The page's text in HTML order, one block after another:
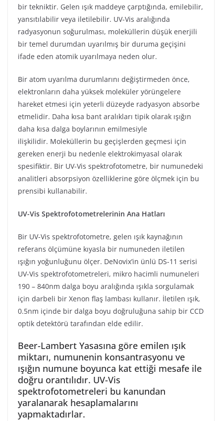
bir tekniktir. Gelen ışık maddeye çarptığında, emilebilir,
yansıtılabilir veya iletilebilir. UV-Vis aralığında
radyasyonun soğurulması, moleküllerin düşük enerjili
bir temel durumdan uyarılmış bir duruma geçişini
ifade eden atomik uyarılmaya neden olur.
Bir atom uyarılma durumlarını değiştirmeden önce,
elektronların daha yüksek moleküler yörüngelere
hareket etmesi için yeterli düzeyde radyasyon absorbe
etmelidir. Daha kısa bant aralıkları tipik olarak ışığın
daha kısa dalga boylarının emilmesiyle
ilişkilidir. Moleküllerin bu geçişlerden geçmesi için
gereken enerji bu nedenle elektrokimyasal olarak
spesifiktir. Bir UV-Vis spektrofotometre, bir numunedeki
analitleri absorpsiyon özelliklerine göre ölçmek için bu
prensibi kullanabilir.
UV-Vis Spektrofotometrelerinin Ana Hatları
Bir UV-Vis spektrofotometre, gelen ışık kaynağının
referans ölçümüne kıyasla bir numuneden iletilen
ışığın yoğunluğunu ölçer. DeNovix’in ünlü DS-11 serisi
UV-Vis spektrofotometreleri, mikro hacimli numuneleri
190 – 840nm dalga boyu aralığında ışıkla sorgulamak
için darbeli bir Xenon flaş lambası kullanır. İletilen ışık,
0.5nm içinde bir dalga boyu doğruluğuna sahip bir CCD
optik detektörü tarafından elde edilir.
Beer-Lambert Yasasına göre emilen ışık
miktarı, numunenin konsantrasyonu ve
ışığın numune boyunca kat ettiği mesafe ile
doğru orantılıdır. UV-Vis
spektrofotometreleri bu kanundan
yaralanarak hesaplamalarını
yapmaktadırlar.